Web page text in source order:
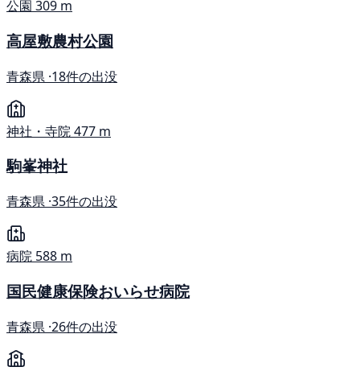
公園 309 m
高屋敷農村公園
青森県 ·18件の出没
神社・寺院477 m
駒峯神社
青森県 ·35件の出没
病院 588 m
国民健康保険おいらせ病院
青森県 ·26件の出没